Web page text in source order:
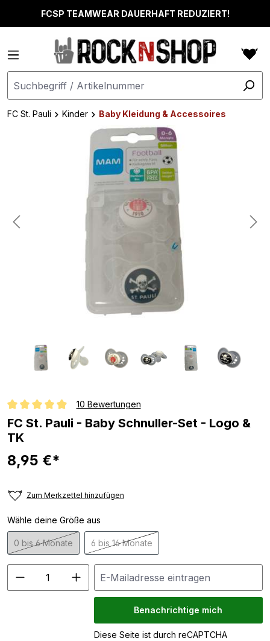
springenFCSP TEAMWEAR DAUERHAFT REDUZIERT!
FC St. Pauli Kinder
Baby Kleidung & Accessoires
Bildergalerie überspringen
Durchschnittliche Bewertung von 4.9 von 5 Sternen
10 Bewertungen
FC St. Pauli - Baby Schnuller-Set - Logo &
TK
8,95 €*
Zum Merkzettel hinzufügen
Wähle deine Größe aus
0 bis 6 Monate(Diese Option ist zurzeit nicht verfügbar.)
6 bis 16 Monate(Diese Option ist zurzeit nicht verfügbar.)
Benachrichtige mich
Diese Seite ist durch reCAPTCHA